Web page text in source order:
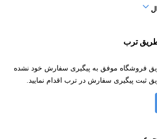
ترب
فروشگاه موفق به پیگیری سفارش خود نشده
ثبت پیگیری سفارش در ترب اقدام نمایید.